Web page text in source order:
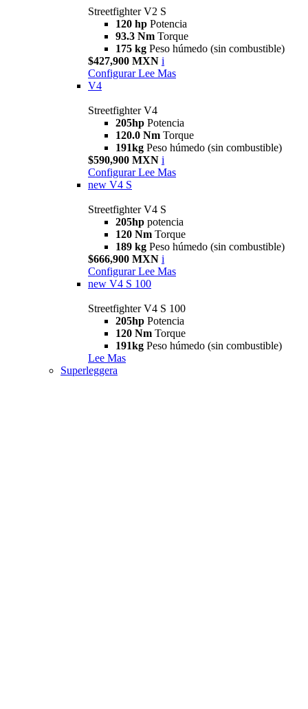
Streetfighter V2 S
120 hp Potencia
93.3 Nm Torque
175 kg Peso húmedo (sin combustible)
$427,900 MXN i
Configurar Lee Mas
V4
Streetfighter V4
205hp Potencia
120.0 Nm Torque
191kg Peso húmedo (sin combustible)
$590,900 MXN i
Configurar Lee Mas
new V4 S
Streetfighter V4 S
205hp potencia
120 Nm Torque
189 kg Peso húmedo (sin combustible)
$666,900 MXN i
Configurar Lee Mas
new V4 S 100
Streetfighter V4 S 100
205hp Potencia
120 Nm Torque
191kg Peso húmedo (sin combustible)
Lee Mas
Superleggera